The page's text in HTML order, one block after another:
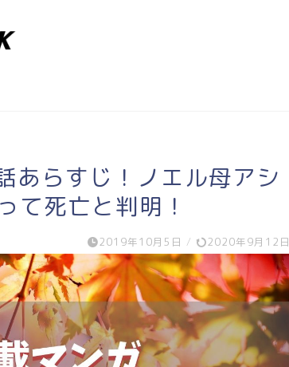
あらすじ！ノエル母アシ
て死亡と判明！
2019年10月5日 / 2020年9月12日